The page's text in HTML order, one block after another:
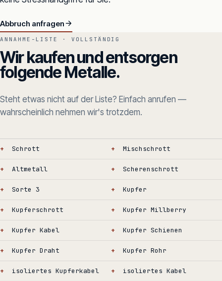
Abbruch anfragen
ANNAHME-LISTE · VOLLSTÄNDIG
Wir kaufen und entsorgen
folgende Metalle.
Steht etwas nicht auf der Liste? Einfach anrufen —
wahrscheinlich nehmen wir's trotzdem.
Schrott Mischschrott
Altmetall Scherenschrott
Sorte 3 Kupfer
Kupferschrott Kupfer Millberry
Kupfer Kabel Kupfer Schienen
Kupfer Draht Kupfer Rohr
isoliertes Kupferkabel isoliertes Kabel